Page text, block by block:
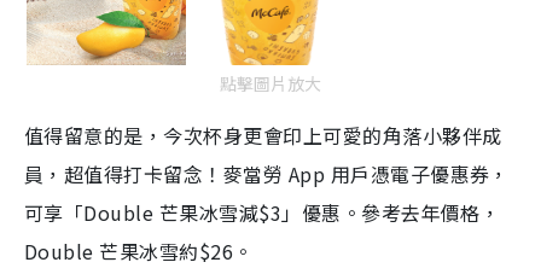
點擊圖片放大
值得留意的是，今次杯身更會印上可愛的角落小夥伴成
員，超值得打卡留念！麥當勞 App 用戶憑電子優惠券，
可享「Double 芒果冰雪減$3」優惠。參考去年價格，
Double 芒果冰雪約$26。